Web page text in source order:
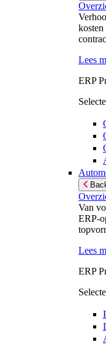
Lees
ERP
Van
ERP-
Lees
ERP